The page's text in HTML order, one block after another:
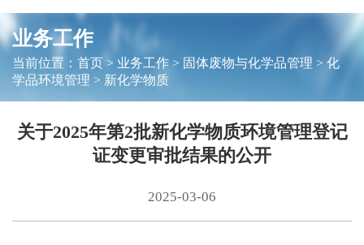
业务工作
当前位置： 首页> 业务工作> 固体废物与化学品管理 > 化
学品环境管理 > 新化学物质
关于2025年第2批新化学物质环境管理登记
证变更审批结果的公开
2025-03-06